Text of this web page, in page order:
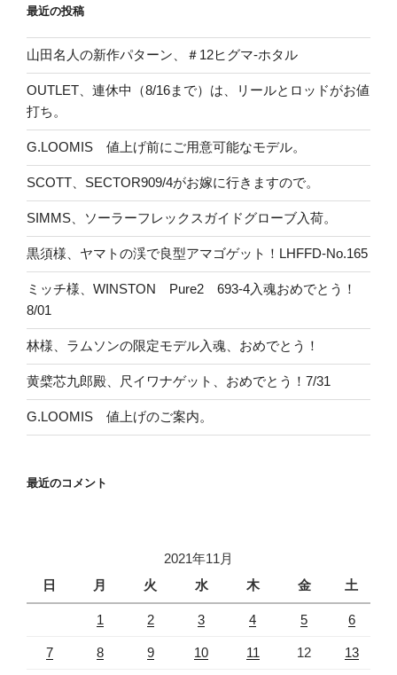
最近の投稿
山田名人の新作パターン、＃12ヒグマ-ホタル
OUTLET、連休中（8/16まで）は、リールとロッドがお値
打ち。
G.LOOMIS 値上げ前にご用意可能なモデル。
SCOTT、SECTOR909/4がお嫁に行きますので。
SIMMS、ソーラーフレックスガイドグローブ入荷。
黒須様、ヤマトの渓で良型アマゴゲット！LHFFD-No.165
ミッチ様、WINSTON Pure2 693-4入魂おめでとう！
8/01
林様、ラムソンの限定モデル入魂、おめでとう！
黄檗芯九郎殿、尺イワナゲット、おめでとう！7/31
G.LOOMIS 値上げのご案内。
最近のコメント
2021年11月
日
月 火 水 木 金 土
1 2 3 4 5 6
7 8 9 10 11 12 13